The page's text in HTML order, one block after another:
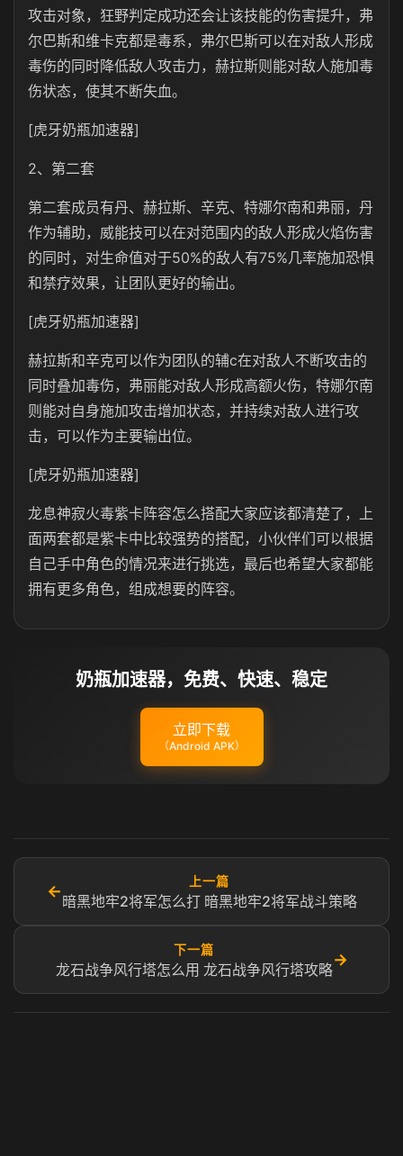
攻击对象，狂野判定成功还会让该技能的伤害提升，弗
尔巴斯和维卡克都是毒系，弗尔巴斯可以在对敌人形成
毒伤的同时降低敌人攻击力，赫拉斯则能对敌人施加毒
伤状态，使其不断失血。
[虎牙奶瓶加速器]
2、第二套
第二套成员有丹、赫拉斯、辛克、特娜尔南和弗丽，丹
作为辅助，威能技可以在对范围内的敌人形成火焰伤害
的同时，对生命值对于50%的敌人有75%几率施加恐惧
和禁疗效果，让团队更好的输出。
[虎牙奶瓶加速器]
赫拉斯和辛克可以作为团队的辅c在对敌人不断攻击的
同时叠加毒伤，弗丽能对敌人形成高额火伤，特娜尔南
则能对自身施加攻击增加状态，并持续对敌人进行攻
击，可以作为主要输出位。
[虎牙奶瓶加速器]
龙息神寂火毒紫卡阵容怎么搭配大家应该都清楚了，上
面两套都是紫卡中比较强势的搭配，小伙伴们可以根据
自己手中角色的情况来进行挑选，最后也希望大家都能
拥有更多角色，组成想要的阵容。
奶瓶加速器，免费、快速、稳定
立即下载
（Android APK）
←
上一篇
暗黑地牢2将军怎么打 暗黑地牢2将军战斗策略
下一篇
龙石战争风行塔怎么用 龙石战争风行塔攻略
→